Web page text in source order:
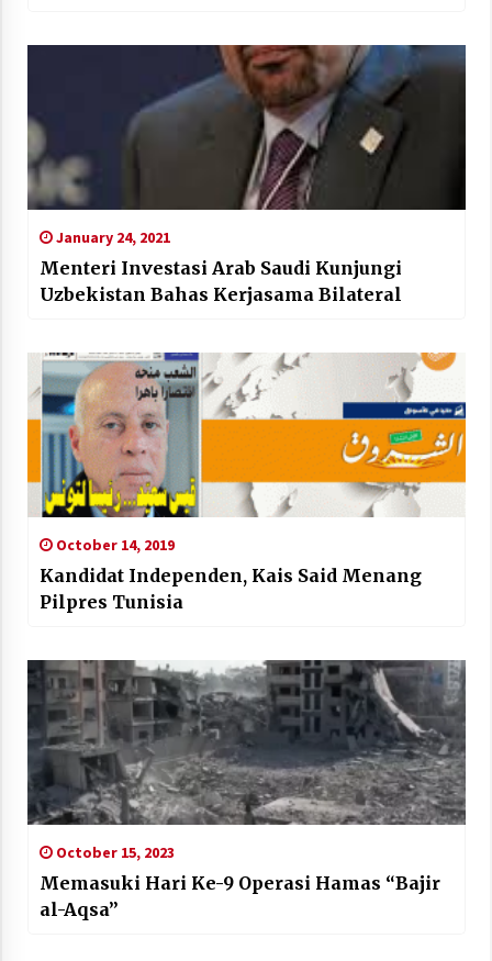
January 24, 2021
Menteri Investasi Arab Saudi Kunjungi
Uzbekistan Bahas Kerjasama Bilateral
October 14, 2019
Kandidat Independen, Kais Said Menang
Pilpres Tunisia
October 15, 2023
Memasuki Hari Ke-9 Operasi Hamas “Bajir
al-Aqsa”